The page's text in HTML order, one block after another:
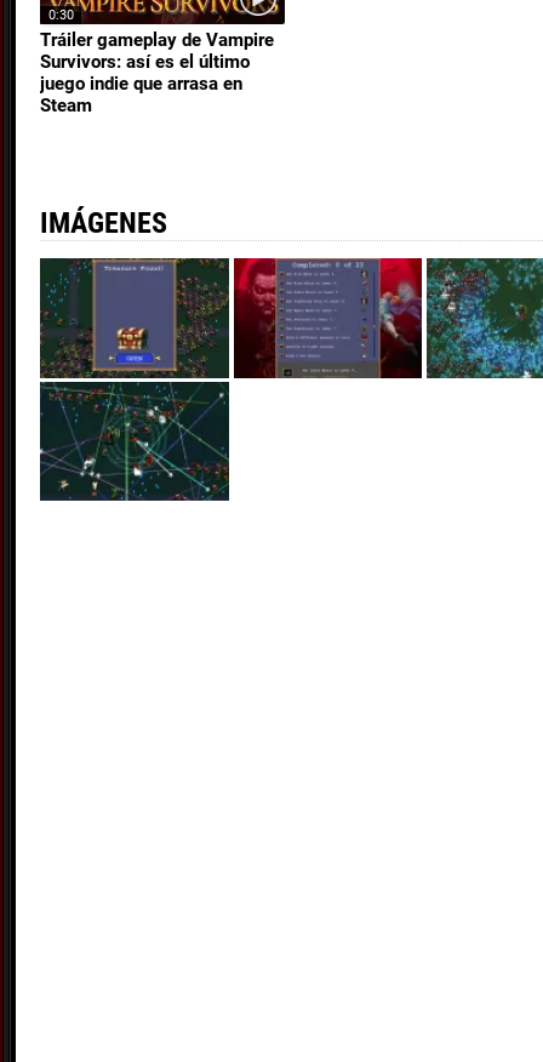
0:30
Tráiler gameplay de Vampire
Survivors: así es el último
juego indie que arrasa en
Steam
IMÁGENES